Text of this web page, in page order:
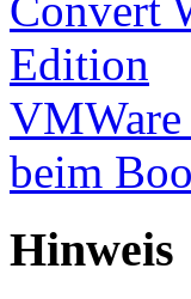
Convert
Edition
VMWare
beim
Hinweis